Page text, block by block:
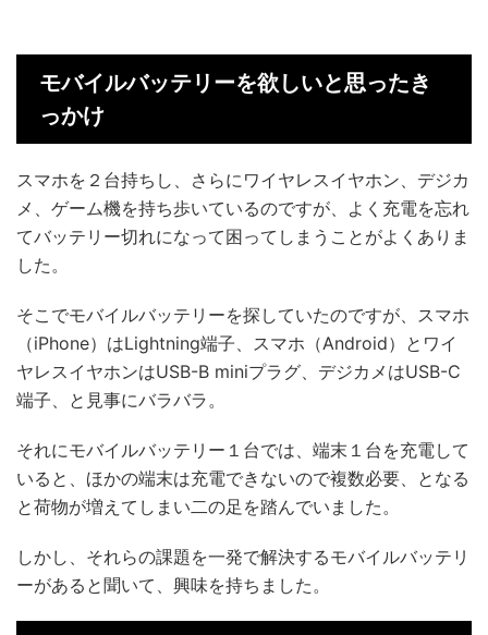
モバイルバッテリーを欲しいと思ったき
っかけ
スマホを２台持ちし、さらにワイヤレスイヤホン、デジカ
メ、ゲーム機を持ち歩いているのですが、よく充電を忘れ
てバッテリー切れになって困ってしまうことがよくありま
した。
そこでモバイルバッテリーを探していたのですが、スマホ
（iPhone）はLightning端子、スマホ（Android）とワイ
ヤレスイヤホンはUSB-B miniプラグ、デジカメはUSB-C
端子、と見事にバラバラ。
それにモバイルバッテリー１台では、端末１台を充電して
いると、ほかの端末は充電できないので複数必要、となる
と荷物が増えてしまい二の足を踏んでいました。
しかし、それらの課題を一発で解決するモバイルバッテリ
ーがあると聞いて、興味を持ちました。